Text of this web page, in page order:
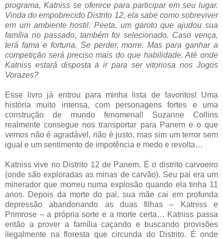
programa, Katniss se oferece para participar em seu lugar.
Vinda do empobrecido Distrito 12, ela sabe como sobreviver
em um ambiente hostil. Peeta, um garoto que ajudou sua
família no passado, também foi selecionado. Caso vença,
terá fama e fortuna. Se perder, morre. Mas para ganhar a
competição será preciso mais do que habilidade. Até onde
Katniss estará disposta a ir para ser vitoriosa nos Jogos
Vorazes?
Esse livro já entrou para minha lista de favoritos! Uma
história muito intensa, com personagens fortes e uma
construção de mundo fenomenal! Suzanne Collins
realmente consegue nos transportar para Panem e o que
vemos não é agradável, não é justo, mas sim um terror sem
igual e um sentimento de impotência e medo e revolta…
Katniss vive no Distrito 12 de Panem. É o distrito carvoeiro
(onde são exploradas as minas de carvão). Seu pai era um
minerador que morreu numa explosão quando ela tinha 11
anos. Depois da morte do pai, sua mãe cai em profunda
depressão abandonando as duas filhas – Katniss e
Primrose – a própria sorte e a morte certa… Katniss passa
então a prover a família caçando e buscando provisões
ilegalmente na floresta que circunda do Distrito. É onde